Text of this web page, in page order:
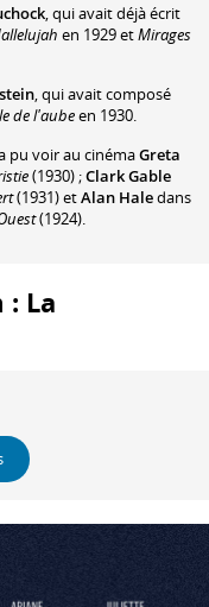
, qui avait déjà écrit
en 1929 etMirages
, qui avait composé
de l'aubeen 1930.
pu voir au cinémaGreta
(1930) ;Clark Gable
(1931) etAlan Haledans
(1924).
La